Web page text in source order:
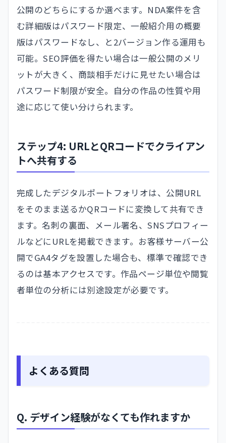
公開のどちらにするか選べます。NDA案件を含
む詳細版はパスワード限定、一般紹介用の概要
版はパスワードなし、と2バージョン作る運用も
可能。SEO評価を得たい場合は一般公開のメリ
ットが大きく、商談相手だけに見せたい場合は
パスワード制限が安全。自分の作品の性質や用
途に応じて使い分けられます。
ステップ4: URLとQRコードでクライアン
トへ共有する
完成したデジタルポートフォリオは、公開URL
をそのまま送るかQRコードに変換して共有でき
ます。名刺の裏面、メール署名、SNSプロフィー
ルなどにURLを掲載できます。お客様サーバー公
開でGA4タグを設置した場合も、標準で確認でき
るのは基本アクセスです。作品ページ単位や閲覧
者単位の分析には別途設定が必要です。
よくある質問
Q. デザイン経験がなくても作れますか